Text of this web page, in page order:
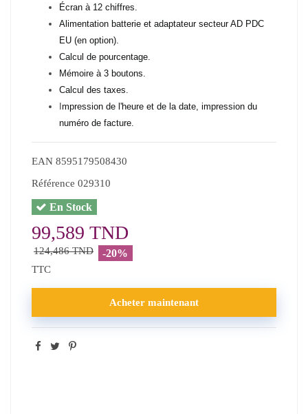
Écran à 12 chiffres.
Alimentation batterie et adaptateur secteur AD PDC
EU (en option).
Calcul de pourcentage.
Mémoire à 3 boutons.
Calcul des taxes.
mpression de l'heure et de la date, impression du
numéro de facture.
EAN 8595179508430
Référence 029310
En Stock
99,589 TND
124,486 TND -20%
TTC
Acheter maintenant